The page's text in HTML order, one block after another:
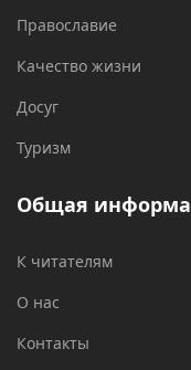
Православие
Качество жизни
Досуг
Туризм
Общая
К читателям
О нас
Контакты